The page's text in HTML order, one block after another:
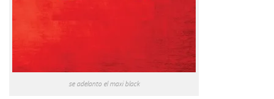
se adelanto el maxi black